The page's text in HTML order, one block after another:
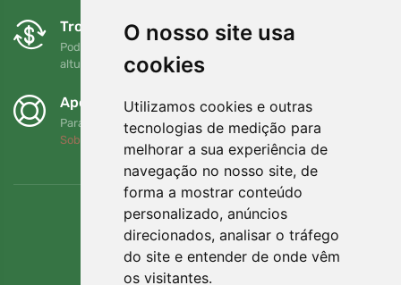
O nosso site usa
cookies
Utilizamos cookies e outras
tecnologias de medição para
melhorar a sua experiência de
navegação no nosso site, de
forma a mostrar conteúdo
personalizado, anúncios
direcionados, analisar o tráfego
do site e entender de onde vêm
os visitantes.
Trocas e devoluções gratuitas
Pode devolver ou trocar a sua encomenda em qualquer
altura no prazo de 90 dias
Apoiamos a Trees.org
Para cada encomenda plantamos uma árvore! Leia mais
Sobre nós